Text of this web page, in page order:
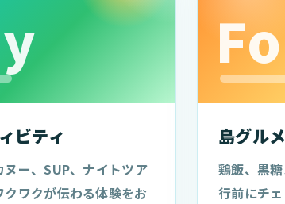
ビティ
ヌー、SUP、ナイトツア
クワクが伝わる体験をお
島グル
鶏飯、黒
行前にチ